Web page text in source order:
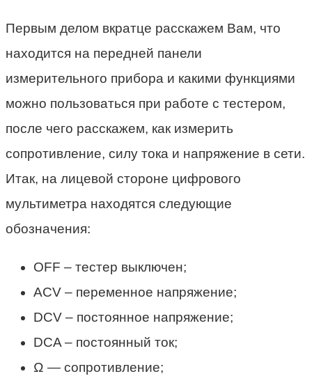
Первым делом вкратце расскажем Вам, что
находится на передней панели
измерительного прибора и какими функциями
можно пользоваться при работе с тестером,
после чего расскажем, как измерить
сопротивление, силу тока и напряжение в сети.
Итак, на лицевой стороне цифрового
мультиметра находятся следующие
обозначения:
OFF – тестер выключен;
ACV – переменное напряжение;
DCV – постоянное напряжение;
DCA – постоянный ток;
Ω — сопротивление;